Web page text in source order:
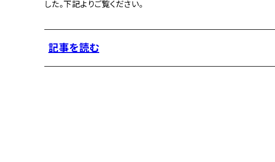
した。下記よりご覧ください。
記事を読む